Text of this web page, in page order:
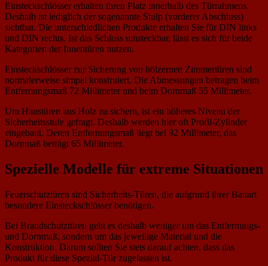
Einsteckschlösser erhalten ihren Platz innerhalb des Türrahmens.
Deshalb ist lediglich der sogenannte Stulp (vorderer Abschluss)
sichtbar. Die unterschiedlichen Produkte erhalten Sie für DIN links
und DIN rechts. Ist das Schloss umsteckbar, lässt es sich für beide
Kategorien der Innentüren nutzen.
Einsteckschlösser zur Sicherung von hölzernen Zimmertüren sind
normalerweise simpel konstruiert. Die Abmessungen betragen beim
Entfernungsmaß 72 Millimeter und beim Dornmaß 55 Millimeter.
Um Haustüren aus Holz zu sichern, ist ein höheres Niveau der
Sicherheitsstufe gefragt. Deshalb werden hier oft Profil-Zylinder
eingebaut. Deren Entfernungsmaß liegt bei 92 Millimeter, das
Dornmaß beträgt 65 Millimeter.
Spezielle Modelle für extreme Situationen
Feuerschutztüren sind Sicherheits-Türen, die aufgrund ihrer Bauart
besondere Einsteckschlösser benötigen.
Bei Brandschutztüren geht es deshalb weniger um das Entfernungs-
und Dornmaß, sondern um das jeweilige Material und die
Konstruktion. Darum sollten Sie stets darauf achten, dass das
Produkt für diese Spezial-Tür zugelassen ist.